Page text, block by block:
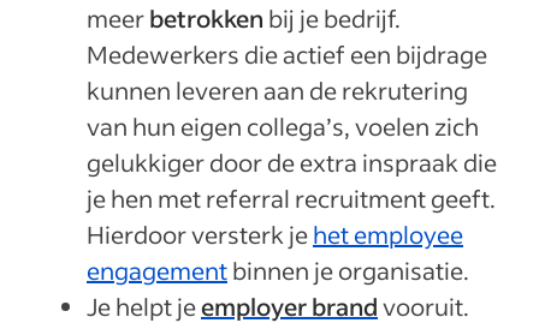
meerbetrokken bij je bedrijf.
Medewerkers die actief een bijdrage
kunnen leveren aan de rekrutering
van hun eigen collega’s, voelen zich
gelukkiger door de extra inspraak die
je hen met referral recruitment geeft.
Hierdoor versterk jehet employee
engagementbinnen je organisatie.
Je helpt jeemployer brandvooruit.